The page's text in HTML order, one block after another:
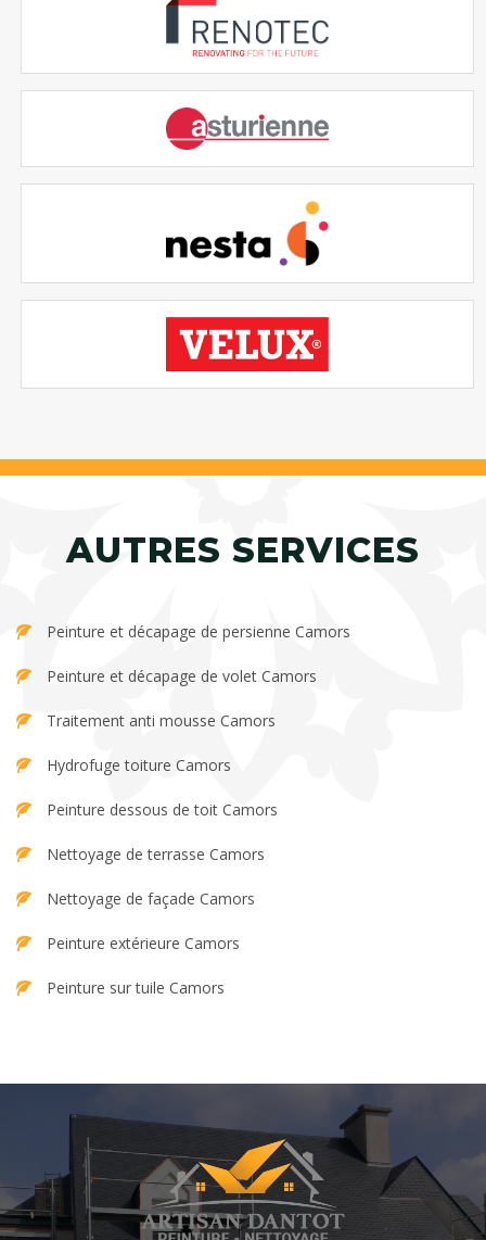
AUTRES SERVICES
Peinture et décapage de persienne Camors
Peinture et décapage de volet Camors
Traitement anti mousse Camors
Hydrofuge toiture Camors
Peinture dessous de toit Camors
Nettoyage de terrasse Camors
Nettoyage de façade Camors
Peinture extérieure Camors
Peinture sur tuile Camors